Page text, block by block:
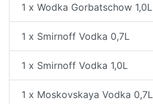
1 x Wodka Gorbatschow 1,0L
1 x Smirnoff Vodka 0,7L
1 x Smirnoff Vodka 1,0L
1 x Moskovskaya Vodka 0,7L